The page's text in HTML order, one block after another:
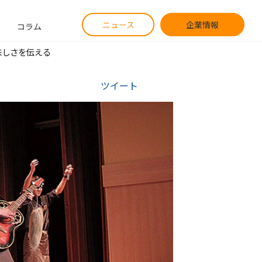
コラム ニュース 企業情報
さを伝える
ツイート